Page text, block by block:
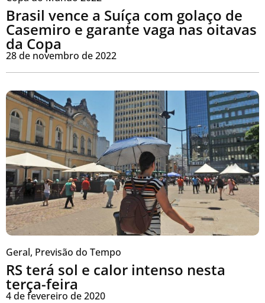
Brasil vence a Suíça com golaço de
Casemiro e garante vaga nas oitavas
da Copa
28 de novembro de 2022
Geral, Previsão do Tempo
RS terá sol e calor intenso nesta
terça-feira
4 de fevereiro de 2020